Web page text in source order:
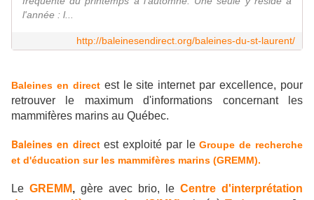
l'année : l...
http://baleinesendirect.org/baleines-du-st-laurent/
Baleines en directest le site internet par excellence, pour
retrouver le maximum d'informations concernant les
mammifères marins au Québec.
Baleines en directest exploité par le Groupe de recherche
et d'éducation sur les mammifères marins (GREMM).
Le GREMM, gère avec brio, le Centre d'interprétation